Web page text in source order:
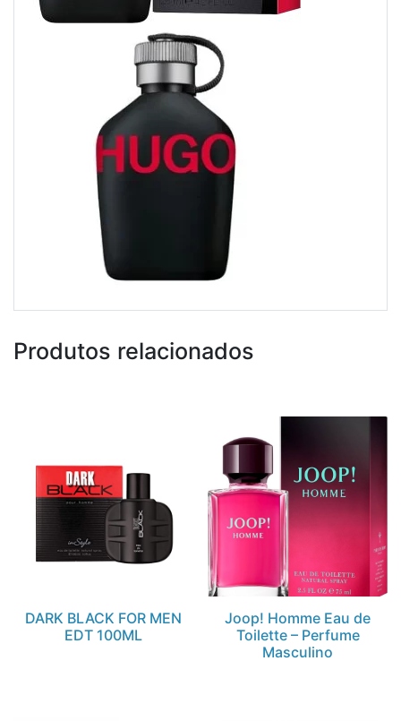
Produtos relacionados
DARK BLACK FOR MEN
EDT 100ML
Joop! Homme Eau de
Toilette – Perfume
Masculino